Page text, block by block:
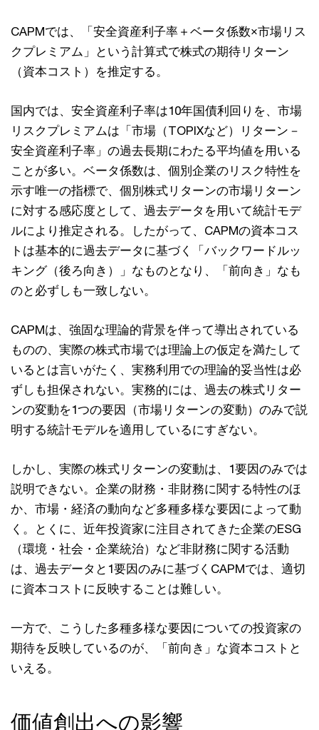
CAPMでは、「安全資産利⼦率＋ベータ係数×市場リス
クプレミアム」という計算式で株式の期待リターン
（資本コスト）を推定する。
国内では、安全資産利⼦率は10年国債利回りを、市場
リスクプレミアムは「市場（TOPIXなど）リターン－
安全資産利⼦率」の過去⻑期にわたる平均値を⽤いる
ことが多い。ベータ係数は、個別企業のリスク特性を
⽰す唯⼀の指標で、個別株式リターンの市場リターン
に対する感応度として、過去データを⽤いて統計モデ
ルにより推定される。したがって、CAPMの資本コス
トは基本的に過去データに基づく「バックワードルッ
キング（後ろ向き）」なものとなり、「前向き」なも
のと必ずしも⼀致しない。
CAPMは、強固な理論的背景を伴って導出されている
ものの、実際の株式市場では理論上の仮定を満たして
いるとは⾔いがたく、実務利⽤での理論的妥当性は必
ずしも担保されない。実務的には、過去の株式リター
ンの変動を1つの要因（市場リターンの変動）のみで説
明する統計モデルを適⽤しているにすぎない。
しかし、実際の株式リターンの変動は、1要因のみでは
説明できない。企業の財務・⾮財務に関する特性のほ
か、市場・経済の動向など多種多様な要因によって動
く。とくに、近年投資家に注⽬されてきた企業のESG
（環境・社会・企業統治）など⾮財務に関する活動
は、過去データと1要因のみに基づくCAPMでは、適切
に資本コストに反映することは難しい。
⼀⽅で、こうした多種多様な要因についての投資家の
期待を反映しているのが、「前向き」な資本コストと
いえる。
価値創出への影響